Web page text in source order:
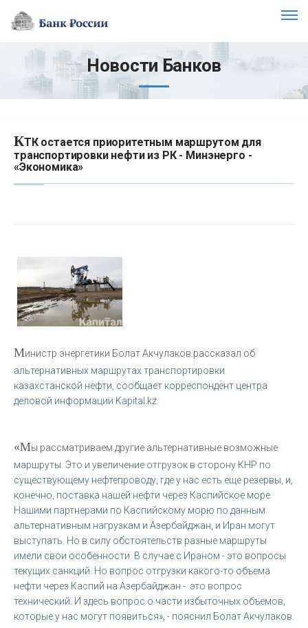
Новости Банков
КТК остается приоритетным маршрутом для
транспортировки нефти из РК - Минэнерго -
«Экономика»
Министр энергетики Болат Акчулаков рассказал об
альтернативных маршрутах транспортировки
казахстанской нефти, сообщает корреспондент центра
деловой информации Kapital.kz.
«Мы рассматриваем другие альтернативные возможные
маршруты. Это и увеличение отгрузок в сторону КНР по
существующему нефтепроводу, где у нас есть еще резервы, и,
конечно, поставка нашей нефти через Каспийское море.
Нашими партнерами по Каспийскому морю по данным
альтернативным нагрузкам и Азербайджан, и Иран могут
выступать. Но в силу обстоятельств разные маршруты
имели свои особенности. В случае с Ираном - это вопросы
текущих санкций. Но вопрос отгрузки какого-то объема
нефти через Каспий на Азербайджан - это вопрос
технический. И здесь вопрос о части избыточных объемов,
которые у нас могут появиться», - пояснил Болат Акчулаков.